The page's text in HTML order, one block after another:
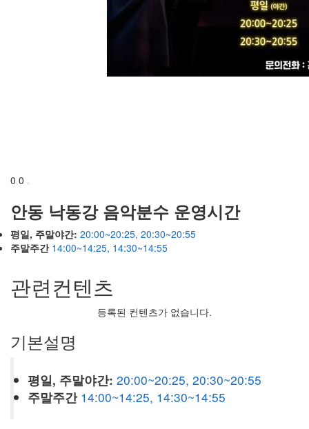
0 0
안동 낙동강 음악분수 운영시간
평일, 주말야간: 20:00~20:25, 20:30~20:55
주말주간 14:00~14:25, 14:30~14:55
관련컨텐츠
등록된 컨텐츠가 없습니다.
기본설명
평일, 주말야간: 20:00~20:25, 20:30~20:55
주말주간 14:00~14:25, 14:30~14:55